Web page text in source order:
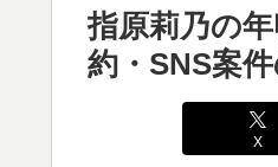
指原莉乃の
約・SNS案
X